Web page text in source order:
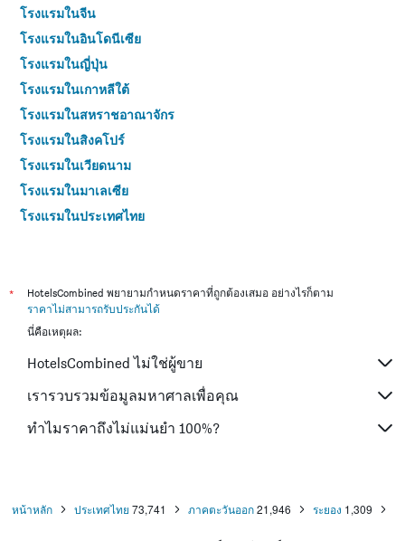
โรงแรมในจีน
โรงแรมในอินโดนีเซีย
โรงแรมในญี่ปุ่น
โรงแรมในเกาหลีใต้
โรงแรมในสหราชอาณาจักร
โรงแรมในสิงคโปร์
โรงแรมในเวียดนาม
โรงแรมในมาเลเซีย
โรงแรมในประเทศไทย
*
HotelsCombined พยายามกำหนดราคาที่ถูกต้องเสมอ อย่างไรก็ตาม
ราคาไม่สามารถรับประกันได้
นี่คือเหตุผล:
HotelsCombined ไม่ใช่ผู้ขาย
เรารวบรวมข้อมูลมหาศาลเพื่อคุณ
ทำไมราคาถึงไม่แม่นยำ 100%?
หน้าหลัก ประเทศไทย 73,741 ภาคตะวันออก 21,946 ระยอง 1,309